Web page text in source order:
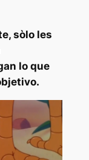
sòlo les
lo que